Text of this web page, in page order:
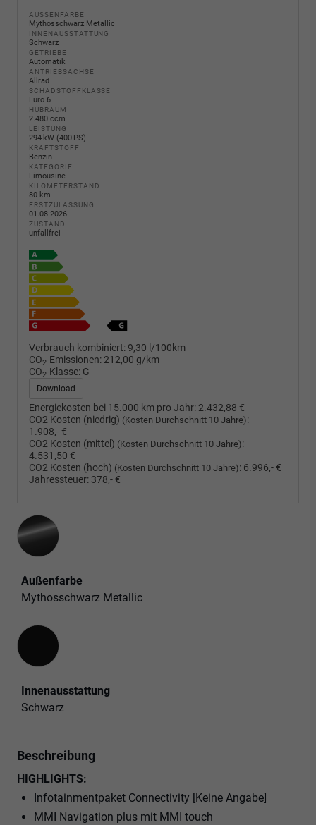
AUSSENFARBE
Mythosschwarz Metallic
INNENAUSSTATTUNG
Schwarz
GETRIEBE
Automatik
ANTRIEBSACHSE
Allrad
SCHADSTOFFKLASSE
Euro 6
HUBRAUM
2.480 ccm
LEISTUNG
294 kW (400 PS)
KRAFTSTOFF
Benzin
KATEGORIE
Limousine
KILOMETERSTAND
80 km
ERSTZULASSUNG
01.08.2026
ZUSTAND
unfallfrei
Verbrauch kombiniert: 9,30 l/100km
CO2-Emissionen: 212,00 g/km
CO2-Klasse: G
Download
Energiekosten bei 15.000 km pro Jahr: 2.432,88 €
CO2 Kosten (niedrig) (Kosten Durchschnitt 10 Jahre):
1.908,- €
CO2 Kosten (mittel) (Kosten Durchschnitt 10 Jahre):
4.531,50 €
CO2 Kosten (hoch) (Kosten Durchschnitt 10 Jahre): 6.996,- €
Jahressteuer: 378,- €
Außenfarbe
Mythosschwarz Metallic
Innenausstattung
Innenausstattung
Schwarz
Beschreibung
HIGHLIGHTS:
Infotainmentpaket Connectivity [Keine Angabe]
MMI Navigation plus mit MMI touch